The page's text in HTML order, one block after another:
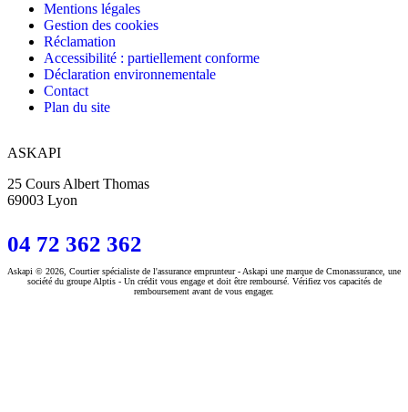
Mentions légales
Gestion des cookies
Réclamation
Accessibilité : partiellement conforme
Déclaration environnementale
Contact
Plan du site
ASKAPI
25 Cours Albert Thomas
69003 Lyon
04 72 362 362
Askapi © 2026, Courtier spécialiste de l'assurance emprunteur - Askapi une marque de Cmonassurance, une
société du groupe Alptis - Un crédit vous engage et doit être remboursé. Vérifiez vos capacités de
remboursement avant de vous engager.